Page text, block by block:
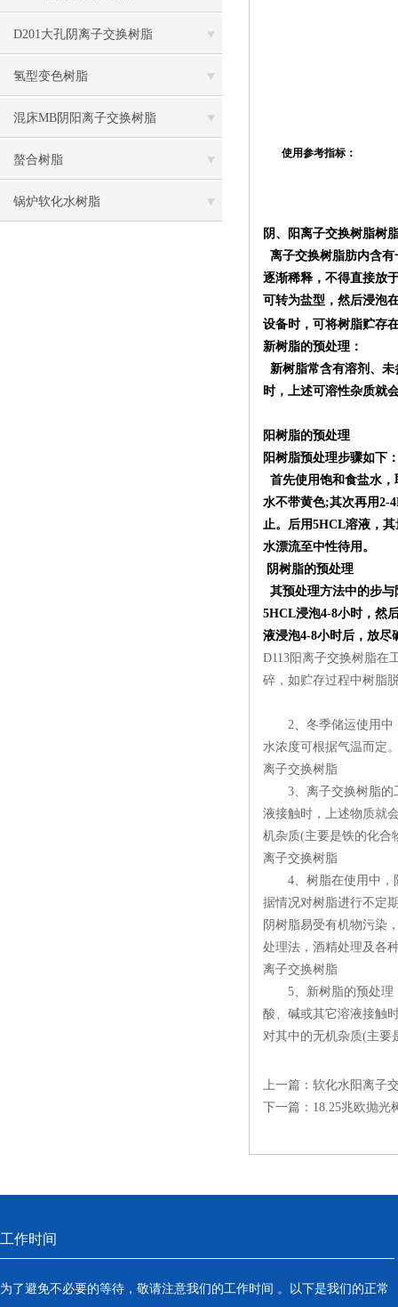
D201大孔阴离子交换树脂
氢型变色树脂
混床MB阴阳离子交换树脂
螯合树脂
锅炉软化水树脂
使用参考指标：
阴、阳离子交换树脂树
离子交换树脂肪内含
逐渐稀释，不得直接放
可转为盐型，然后浸泡
设备时，可将树脂贮存
新树脂的预处理：
新树脂常含有溶剂、
时，上述可溶性杂质就
阳树脂的预处理
阳树脂预处理步骤如下
首先使用饱和食盐水
水不带黄色;其次再用2-
止。后用5HCL溶液，
水漂流至中性待用。
阴树脂的预处理
其预处理方法中的步
5HCL浸泡4-8小时，然
液浸泡4-8小时后，放尽
D113阳离子交换树脂在
碎，如贮存过程中树脂
2、冬季储运使用中，
水浓度可根据气温而定
离子交换树脂
3、离子交换树脂的工
液接触时，上述物质就
机杂质(主要是铁的化合
离子交换树脂
4、树脂在使用中，防
据情况对树脂进行不定
阴树脂易受有机物污染
处理法，酒精处理及各
离子交换树脂
5、新树脂的预处理：
酸、碱或其它溶液接触
对其中的无机杂质(主要
上一篇： 软化水阳离子
下一篇： 18.25兆欧抛光
工作时间
为了避免不必要的等待，敬请注意我们的工作时间 。以下是我们的正常